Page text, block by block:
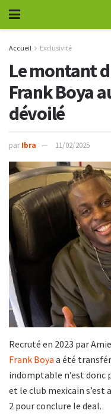
Accueil Exclusivité
Le montant
Frank Boya
dévoilé
par Ibra 11/02/2025
Recruté en 2023 par
Frank Boya a été
indomptable n’est donc
et le club mexicain s’est
2 pour conclure le deal.